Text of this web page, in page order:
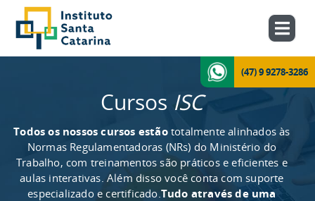
(47) 9 9278-3286
Cursos ISC
Todos os nossos cursos estãototalmente alinhados às
Normas Regulamentadoras (NRs) do Ministério do
Trabalho, com treinamentos são práticos e eficientes e
aulas interativas. Além disso você conta com suporte
especializado e certificado.Tudo através de uma